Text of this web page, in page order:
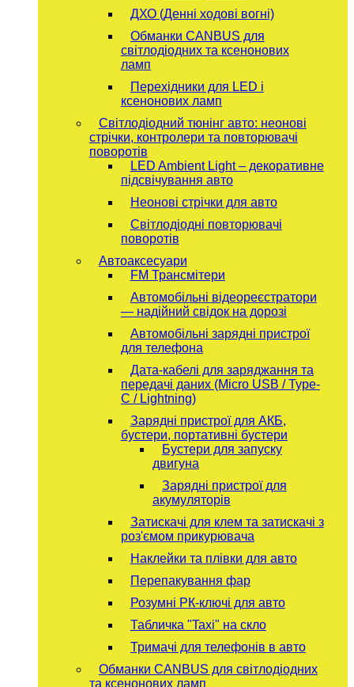
ДХО (Денні ходові вогні)
Обманки CANBUS для
світлодіодних та ксенонових
ламп
Перехідники для LED і
ксенонових ламп
Світлодіодний тюнінг авто: неонові
стрічки, контролери та повторювачі
поворотів
LED Ambient Light – декоративне
підсвічування авто
Неонові стрічки для авто
Світлодіодні повторювачі
поворотів
Автоаксесуари
FM Трансмітери
Автомобільні відеореєстратори
— надійний свідок на дорозі
Автомобільні зарядні пристрої
для телефона
Дата-кабелі для заряджання та
передачі даних (Micro USB / Type-
C / Lightning)
Зарядні пристрої для АКБ,
бустери, портативні бустери
Бустери для запуску
двигуна
Зарядні пристрої для
акумуляторів
Затискачі для клем та затискачі з
роз'ємом прикурювача
Наклейки та плівки для авто
Перепакування фар
Розумні РК-ключі для авто
Табличка "Taxi" на скло
Тримачі для телефонів в авто
Обманки CANBUS для світлодіодних
та ксенонових ламп